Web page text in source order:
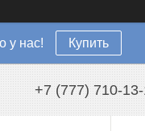
у нас! Купить
+7 (777) 710-